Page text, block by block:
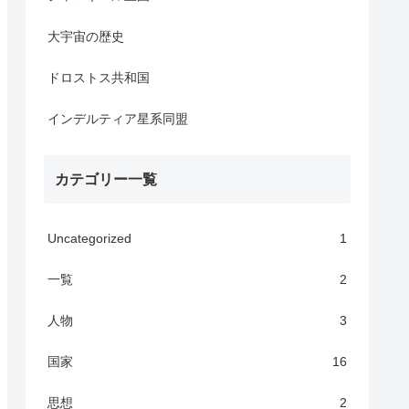
大宇宙の歴史
ドロストス共和国
インデルティア星系同盟
カテゴリー一覧
Uncategorized 1
一覧 2
人物 3
国家 16
思想 2